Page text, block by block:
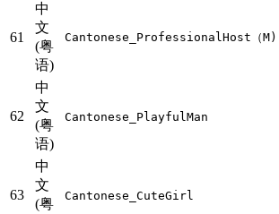
61
中
文
(粤
语)
Cantonese_ProfessionalHost（M)
62
中
文
(粤
语)
Cantonese_PlayfulMan
63
中
文
(粤
Cantonese_CuteGirl